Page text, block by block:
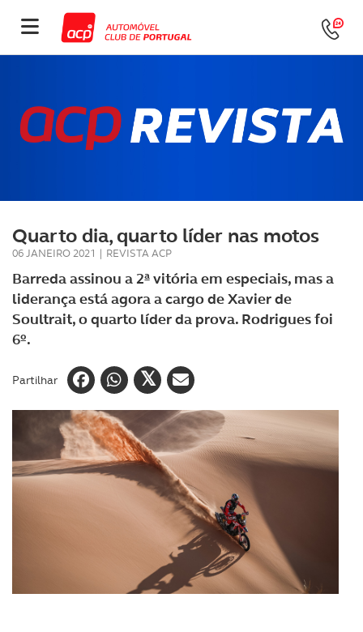
Quarto dia, quarto líder nas motos
06 JANEIRO 2021 | REVISTA ACP
Barreda assinou a 2ª vitória em especiais, mas a
liderança está agora a cargo de Xavier de
Soultrait, o quarto líder da prova. Rodrigues foi
6º.
Partilhar